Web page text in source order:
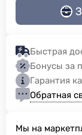
Быстрая
Бонусы за
Гарантия
Обратная
Мы на